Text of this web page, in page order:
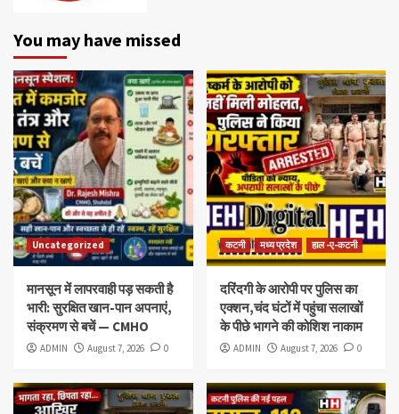
You may have missed
Uncategorized
मानसून में लापरवाही पड़ सकती है
भारी: सुरक्षित खान-पान अपनाएं,
संक्रमण से बचें — CMHO
ADMIN August 7, 2026 0
कटनी मध्य प्रदेश हाल -ए-कटनी
दरिंदगी के आरोपी पर पुलिस का
एक्शन,चंद घंटों में पहुंचा सलाखों
के पीछे भागने की कोशिश नाकाम
ADMIN August 7, 2026 0